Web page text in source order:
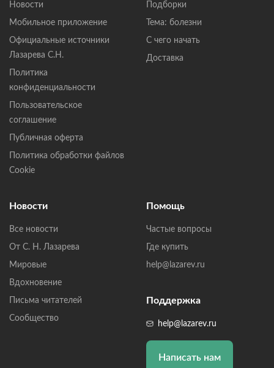
Новости
Мобильное приложение
Официальные источники
Лазарева С.Н.
Политика
конфиденциальности
Пользовательское
соглашение
Публичная оферта
Политика обработки файлов
Cookie
Подборки
Тема: болезни
С чего начать
Доставка
Новости
Все новости
От С. Н. Лазарева
Мировые
Вдохновение
Письма читателей
Сообщество
Помощь
Частые вопросы
Где купить
help@lazarev.ru
Поддержка
help@lazarev.ru
Написать нам